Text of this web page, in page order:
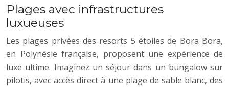
Plages avec infrastructures
luxueuses
Les plages privées des resorts 5 étoiles de Bora Bora,
en Polynésie française, proposent une expérience de
luxe ultime. Imaginez un séjour dans un bungalow sur
pilotis, avec accès direct à une plage de sable blanc, des